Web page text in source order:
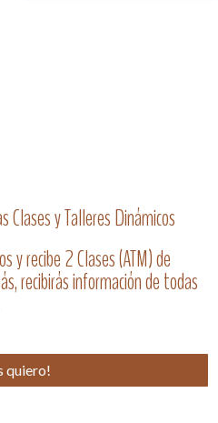
y Talleres Dinámicos
y recibe 2 Clases (ATM) de
recibirás información de todas
quiero!